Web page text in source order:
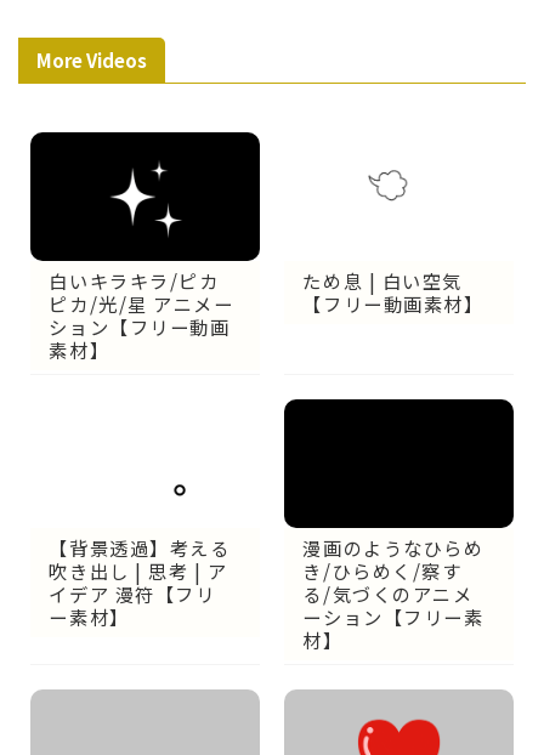
More Videos
白いキラキラ/ピカ
ピカ/光/星 アニメー
ション【フリー動画
素材】
ため息 | 白い空気
【フリー動画素材】
【背景透過】考える
吹き出し | 思考 | ア
イデア 漫符【フリ
ー素材】
漫画のようなひらめ
き/ひらめく/察す
る/気づくのアニメ
ーション【フリー素
材】